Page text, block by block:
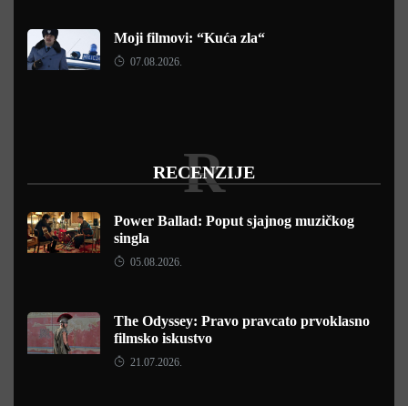
Moji filmovi: “Kuća zla“
07.08.2026.
RECENZIJE
R
Power Ballad: Poput sjajnog muzičkog
singla
05.08.2026.
The Odyssey: Pravo pravcato prvoklasno
filmsko iskustvo
21.07.2026.